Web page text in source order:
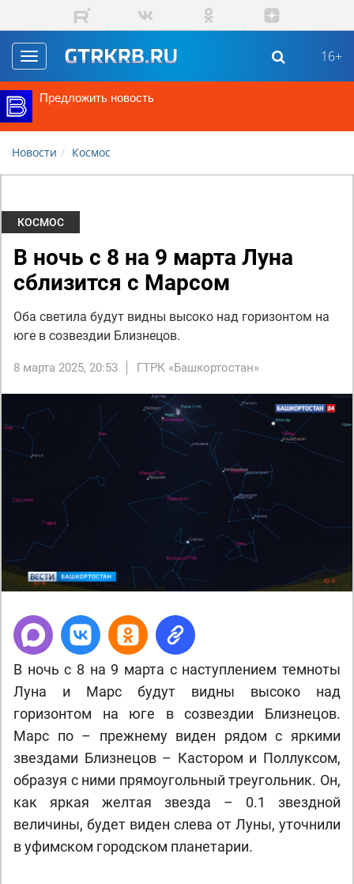
Перейти к основному содержанию
Toggle
navigation
16+
Предложить новость
Новости Космос
КОСМОС
В ночь с 8 на 9 марта Луна
сблизится с Марсом
Оба светила будут видны высоко над горизонтом на
юге в созвездии Близнецов.
8 марта 2025, 20:53 ГТРК «Башкортостан»
В ночь с 8 на 9 марта с наступлением темноты
Луна и Марс будут видны высоко над
горизонтом на юге в созвездии Близнецов.
Марс по – прежнему виден рядом с яркими
звездами Близнецов – Кастором и Поллуксом,
образуя с ними прямоугольный треугольник. Он,
как яркая желтая звезда – 0.1 звездной
величины, будет виден слева от Луны, уточнили
в уфимском городском планетарии.